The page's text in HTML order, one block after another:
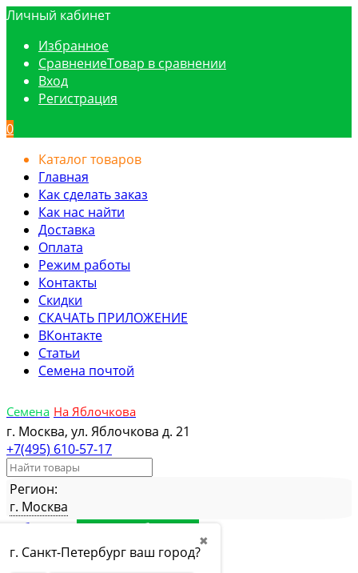
Личный кабинет
Избранное
СравнениеТовар в сравнении
Вход
Регистрация
0
Каталог товаров
Главная
Как сделать заказ
Как нас найти
Доставка
Оплата
Режим работы
Контакты
Скидки
СКАЧАТЬ ПРИЛОЖЕНИЕ
ВКонтакте
Статьи
Семена почтой
Семена На Яблочкова
г. Москва, ул. Яблочкова д. 21
+7(495) 610-57-17
Регион:
г. Москва
✖
г. Санкт-Петербург ваш город?
Избранное Товар в избранном
СравнениеТовар в сравнении
Вход